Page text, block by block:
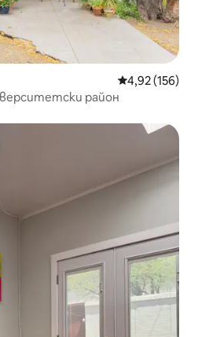
Средна
4,92 (156)
район
гостите